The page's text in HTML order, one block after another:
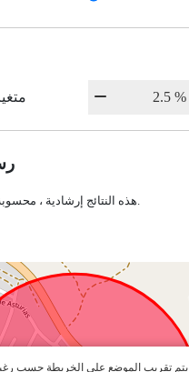
هذه النتائج إرشادية ، محسوبة بالأرقام التي أدخلتها.
يتم تقريب الموضع على الخريطة حسب